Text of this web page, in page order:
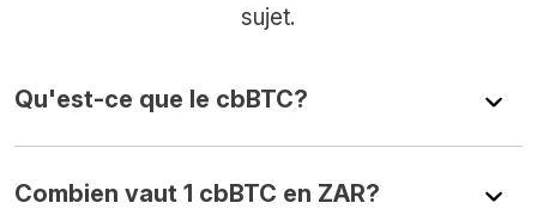
sujet.
Qu'est-ce que le cbBTC?
Combien vaut 1 cbBTC en ZAR?